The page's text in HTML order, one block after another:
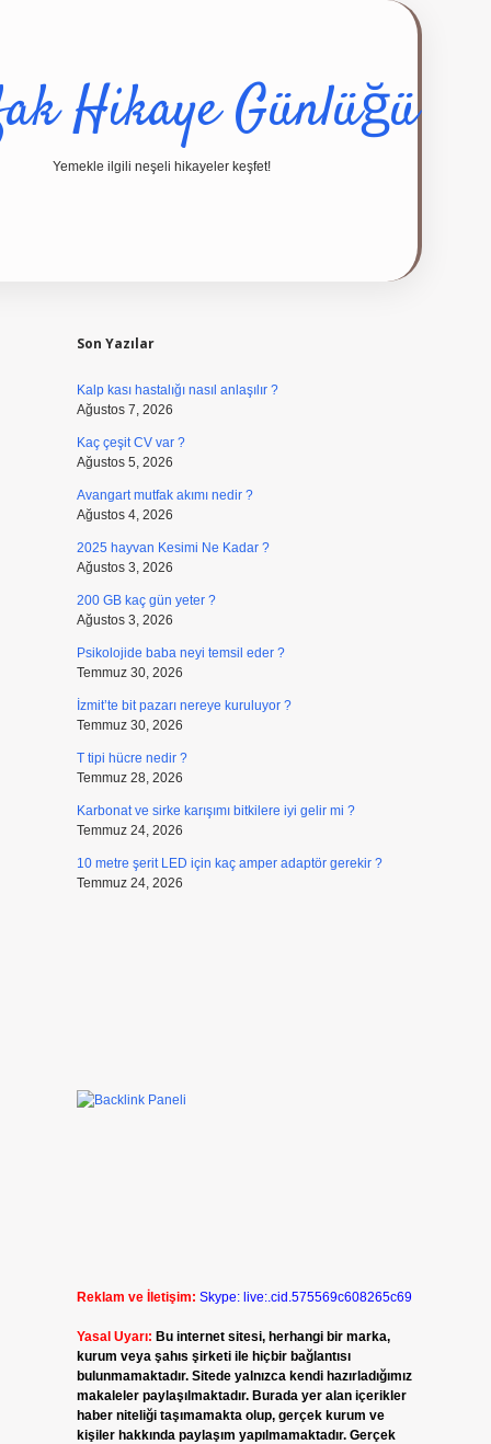
Hikaye Günlüğü
Yemekle ilgili neşeli hikayeler keşfet!
Son Yazılar
Kalp kası hastalığı nasıl anlaşılır ?
Ağustos 7, 2026
Kaç çeşit CV var ?
Ağustos 5, 2026
Avangart mutfak akımı nedir ?
Ağustos 4, 2026
2025 hayvan Kesimi Ne Kadar ?
Ağustos 3, 2026
200 GB kaç gün yeter ?
Ağustos 3, 2026
Psikolojide baba neyi temsil eder ?
Temmuz 30, 2026
İzmit’te bit pazarı nereye kuruluyor ?
Temmuz 30, 2026
T tipi hücre nedir ?
Temmuz 28, 2026
Karbonat ve sirke karışımı bitkilere iyi gelir mi ?
Temmuz 24, 2026
10 metre şerit LED için kaç amper adaptör gerekir ?
Temmuz 24, 2026
Reklam ve İletişim: Skype: live:.cid.575569c608265c69
Yasal Uyarı: Bu internet sitesi, herhangi bir marka,
kurum veya şahıs şirketi ile hiçbir bağlantısı
bulunmamaktadır. Sitede yalnızca kendi hazırladığımız
makaleler paylaşılmaktadır. Burada yer alan içerikler
haber niteliği taşımamakta olup, gerçek kurum ve
kişiler hakkında paylaşım yapılmamaktadır. Gerçek